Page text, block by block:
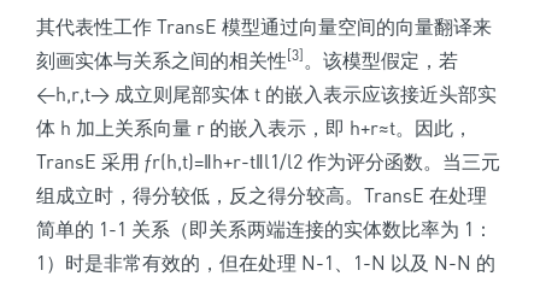
其代表性工作 TransE 模型通过向量空间的向量翻译来
刻画实体与关系之间的相关性[3]。该模型假定，若
<h,r,t> 成立则尾部实体 t 的嵌入表示应该接近头部实
体 h 加上关系向量 r 的嵌入表示，即 h+r≈t。 因此，
TransE 采用 ƒr(h,t)=‖h+r-t‖l1/l2 作为评分函数。当三元
组成立时，得分较低，反之得分较高。TransE 在处理
简单的 1-1 关系（即关系两端连接的实体数比率为 1：
1）时是非常有效的，但在处理 N-1、1-N 以及 N-N 的